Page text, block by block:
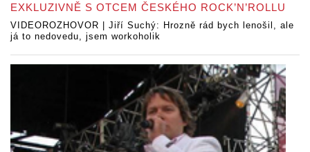
EXKLUZIVNĚ S OTCEM ČESKÉHO ROCK’N’ROLLU
VIDEOROZHOVOR | Jiří Suchý: Hrozně rád bych lenošil, ale
já to nedovedu, jsem workoholik